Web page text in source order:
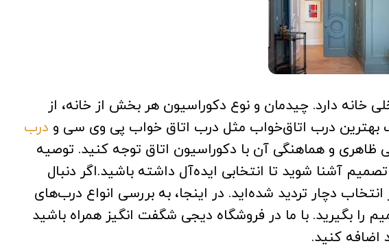
دارد. چیدمان و نوع دکوراسیون هر بخش از خانه، از
درب اتاق‌خواب مثل درب اتاق خواب پی وی سی و درب
ظاهری و هماهنگی آن با دکوراسیون اتاق توجه کنید. توصیه
آشنا شوید تا انتخابی ایده‌آل داشته باشید.اگر دنبال
دچار تردید شده‌اید. در اینجا، به بررسی انواع درب‌های
را بگیرید. با ما در فروشگاه دیجی شگفت انگیز همراه باشید
اضافه کنید.